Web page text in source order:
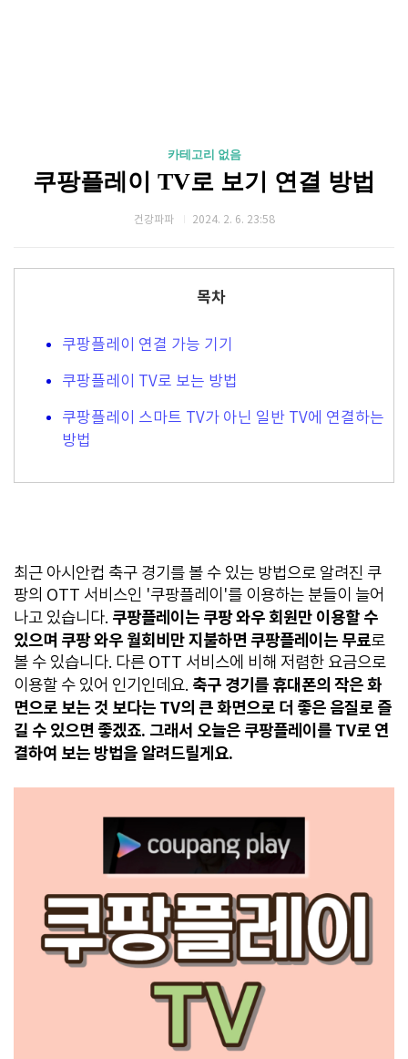
카테고리 없음
쿠팡플레이 TV로 보기 연결 방법
건강파파 2024. 2. 6. 23:58
목차
쿠팡플레이 연결 가능 기기
쿠팡플레이 TV로 보는 방법
쿠팡플레이 스마트 TV가 아닌 일반 TV에 연결하는
방법
최근 아시안컵 축구 경기를 볼 수 있는 방법으로 알려진 쿠
팡의 OTT 서비스인 '쿠팡플레이'를 이용하는 분들이 늘어
나고 있습니다. 쿠팡플레이는 쿠팡 와우 회원만 이용할 수
있으며 쿠팡 와우 월회비만 지불하면 쿠팡플레이는 무료로
볼 수 있습니다. 다른 OTT 서비스에 비해 저렴한 요금으로
이용할 수 있어 인기인데요. 축구 경기를 휴대폰의 작은 화
면으로 보는 것 보다는 TV의 큰 화면으로 더 좋은 음질로 즐
길 수 있으면 좋겠죠. 그래서 오늘은 쿠팡플레이를 TV로 연
결하여 보는 방법을 알려드릴게요.